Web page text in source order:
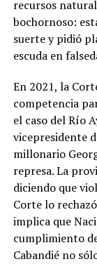
recursos
bochornoso:
suerte y pidió
escuda en
En 2021, la
competencia
el caso del Río
vicepresidente
millonario
represa. La
diciendo que
Corte lo
implica que
cumplimiento
Cabandié no